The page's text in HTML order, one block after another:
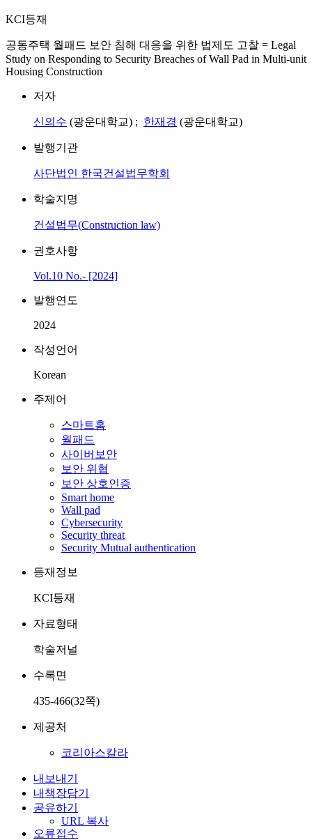
KCI등재
공동주택 월패드 보안 침해 대응을 위한 법제도 고찰 = Legal
Study on Responding to Security Breaches of Wall Pad in Multi-unit
Housing Construction
저자
신의수 (광운대학교) ; 한재경 (광운대학교)
발행기관
사단법인 한국건설법무학회
학술지명
건설법무(Construction law)
권호사항
Vol.10 No.- [2024]
발행연도
2024
작성언어
Korean
주제어
스마트홈
월패드
사이버보안
보안 위협
보안 상호인증
Smart home
Wall pad
Cybersecurity
Security threat
Security Mutual authentication
등재정보
KCI등재
자료형태
학술저널
수록면
435-466(32쪽)
제공처
코리아스칼라
내보내기
내책장담기
공유하기
URL 복사
오류접수